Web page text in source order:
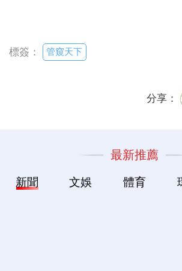
標簽： 管窺天下
分享：
最新推薦
新聞 文娛 體育